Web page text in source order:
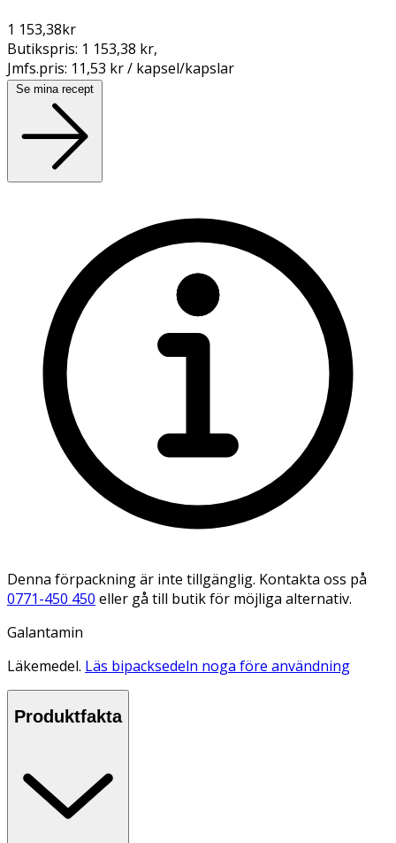
1 153,38kr
Butikspris: 1 153,38 kr,
Jmfs.pris: 11,53 kr / kapsel/kapslar
Se mina recept
Denna förpackning är inte tillgänglig. Kontakta oss på
0771-450 450 eller gå till butik för möjliga alternativ.
Galantamin
Läkemedel. Läs bipacksedeln noga före användning
Produktfakta